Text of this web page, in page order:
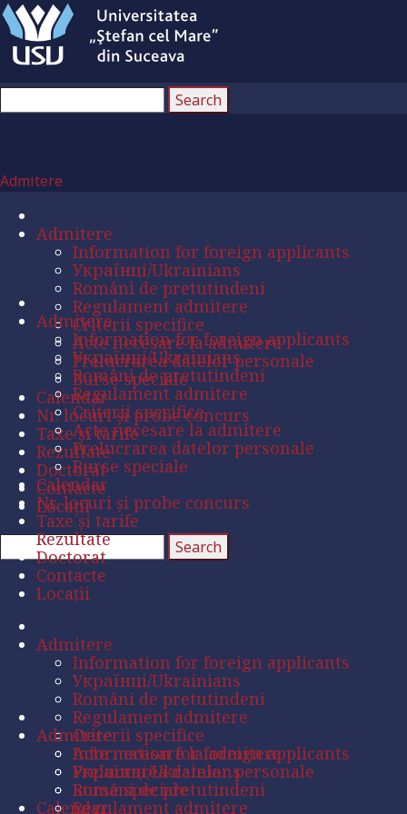
Admitere
Admitere
Information for foreign applicants
Українці/Ukrainians
Români de pretutindeni
Regulament admitere
Criterii specifice
Acte necesare la admitere
Prelucrarea datelor personale
Burse speciale
Calendar
Nr. locuri și probe concurs
Taxe și tarife
Rezultate
Doctorat
Contacte
Locații
Admitere
Information for foreign applicants
Українці/Ukrainians
Români de pretutindeni
Regulament admitere
Criterii specifice
Acte necesare la admitere
Prelucrarea datelor personale
Burse speciale
Calendar
Nr. locuri și probe concurs
Taxe și tarife
Rezultate
Doctorat
Contacte
Locații
Admitere
Information for foreign applicants
Українці/Ukrainians
Români de pretutindeni
Regulament admitere
Criterii specifice
Acte necesare la admitere
Prelucrarea datelor personale
Burse speciale
Calendar
Admitere
Information for foreign applicants
Українці/Ukrainians
Români de pretutindeni
Regulament admitere